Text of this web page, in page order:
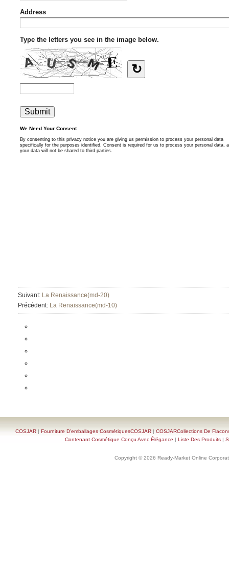
Suivant: La Renaissance(md-20)
Précédent: La Renaissance(md-10)
COSJAR | Fourniture D'emballages CosmétiquesCOSJAR | COSJARCollections De
Contenant Cosmétique Conçu Avec Élégance | Liste Des Produits |
Copyright © 2026 Ready-Market Online